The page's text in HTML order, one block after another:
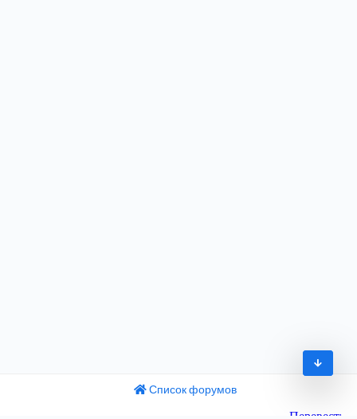
Список форумов